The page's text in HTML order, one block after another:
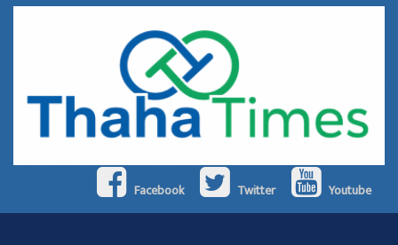
Facebook Twitter Youtube